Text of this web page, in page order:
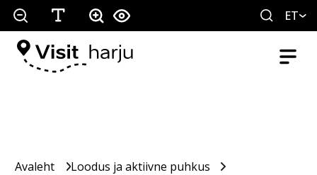
ET
Avaleht
Loodus ja aktiivne puhkus